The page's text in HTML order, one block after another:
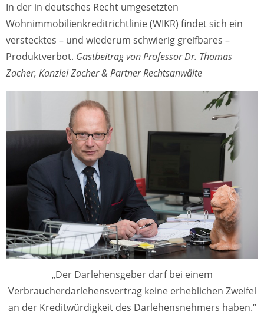
In der in deutsches Recht umgesetzten
Wohnimmobilienkreditrichtlinie (WIKR) findet sich ein
verstecktes – und wiederum schwierig greifbares –
Produktverbot. Gastbeitrag von Professor Dr. Thomas
Zacher, Kanzlei Zacher & Partner Rechtsanwälte
„Der Darlehensgeber darf bei einem
Verbraucherdarlehensvertrag keine erheblichen Zweifel
an der Kreditwürdigkeit des Darlehensnehmers haben.“